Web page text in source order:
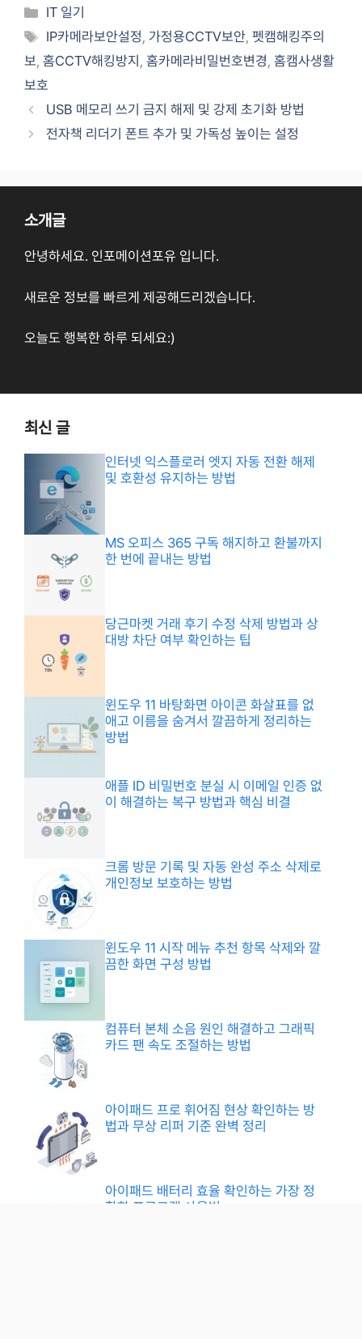
Categories
IT 일기
Tags
IP카메라보안설정, 가정용CCTV보안,펫캠해킹주의
보, 홈CCTV해킹방지 , 홈카메라비밀번호변경, 홈캠사생활
보호
USB 메모리 쓰기 금지 해제 및 강제 초기화 방법
전자책 리더기 폰트 추가 및 가독성 높이는 설정
소개글
안녕하세요. 인포메이션포유 입니다.
새로운 정보를 빠르게 제공해드리겠습니다.
오늘도 행복한 하루 되세요:)
최신 글
인터넷 익스플로러 엣지 자동 전환 해제
및 호환성 유지하는 방법
MS 오피스 365 구독 해지하고 환불까지
한 번에 끝내는 방법
당근마켓 거래 후기 수정 삭제 방법과 상
대방 차단 여부 확인하는 팁
윈도우 11 바탕화면 아이콘 화살표를 없
애고 이름을 숨겨서 깔끔하게 정리하는
방법
애플 ID 비밀번호 분실 시 이메일 인증 없
이 해결하는 복구 방법과 핵심 비결
크롬 방문 기록 및 자동 완성 주소 삭제로
개인정보 보호하는 방법
윈도우 11 시작 메뉴 추천 항목 삭제와 깔
끔한 화면 구성 방법
컴퓨터 본체 소음 원인 해결하고 그래픽
카드 팬 속도 조절하는 방법
아이패드 프로 휘어짐 현상 확인하는 방
법과 무상 리퍼 기준 완벽 정리
아이패드 배터리 효율 확인하는 가장 정
확한 프로그램 사용법